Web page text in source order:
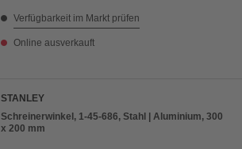
Verfügbarkeit im Markt prüfen
Online ausverkauft
STANLEY
Schreinerwinkel, 1-45-686, Stahl | Aluminium, 300
x 200 mm